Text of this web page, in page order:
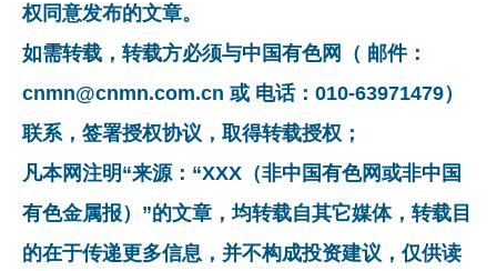
权同意发布的文章。
如需转载，转载方必须与中国有色网（ 邮件：
cnmn@cnmn.com.cn 或 电话：010-63971479）
联系，签署授权协议，取得转载授权；
凡本网注明“来源：“XXX（非中国有色网或非中国
有色金属报）”的文章，均转载自其它媒体，转载目
的在于传递更多信息，并不构成投资建议，仅供读